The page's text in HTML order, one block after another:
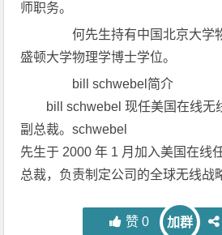
师职务。
何先生持有中国北京大学
盛顿大学物理学博士学位。
bill schwebel简介
bill schwebel 现任美国在线无
副总裁。schwebel
先生于 2000 年 1 月加入美国在线
总裁，负责制定公司的全球无线战
赞0 加群